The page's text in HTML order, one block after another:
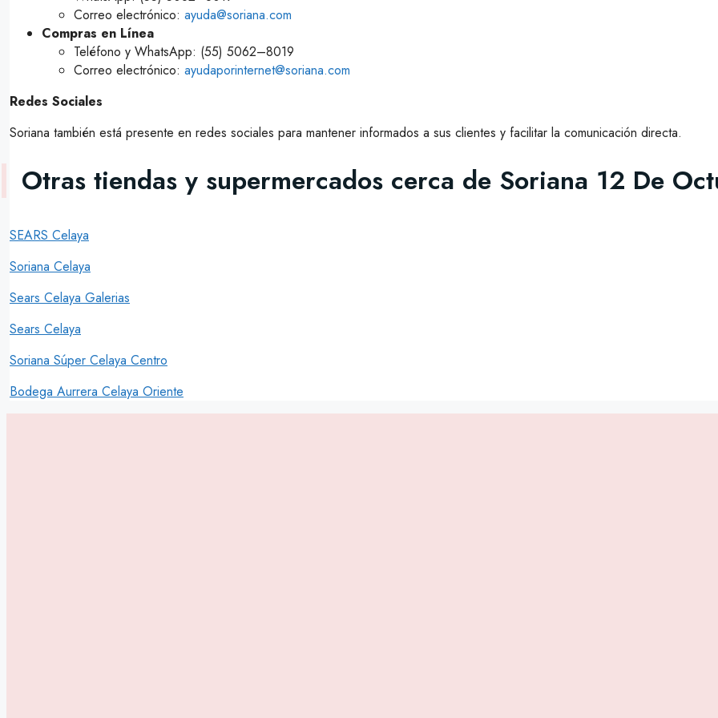
Correo electrónico: ayuda@soriana.com
Compras en Línea
Teléfono y WhatsApp: (55) 5062–8019
Correo electrónico: ayudaporinternet@soriana.com
Redes Sociales
Soriana también está presente en redes sociales para mantener informados a sus clientes y facilitar la comunicación directa.
Otras tiendas y supermercados cerca de Soriana 12 De
SEARS Celaya
Soriana Celaya
Sears Celaya Galerias
Sears Celaya
Soriana Súper Celaya Centro
Bodega Aurrera Celaya Oriente